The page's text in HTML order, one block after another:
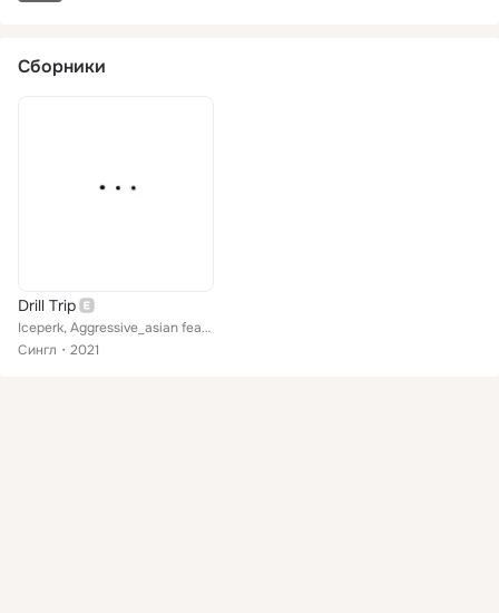
Сборники
Drill Trip
Iceperk, Aggressive_asian feat. Doomgroke
Сингл
2021